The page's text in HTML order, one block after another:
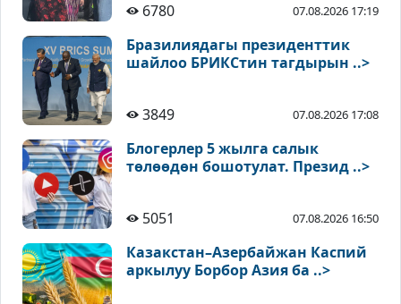
6780 07.08.2026 17:19
Бразилиядагы президенттик
шайлоо БРИКСтин тагдырын ..>
3849 07.08.2026 17:08
Блогерлер 5 жылга салык
төлөөдөн бошотулат. Презид ..>
5051 07.08.2026 16:50
Казакстан–Азербайжан Каспий
аркылуу Борбор Азия ба ..>